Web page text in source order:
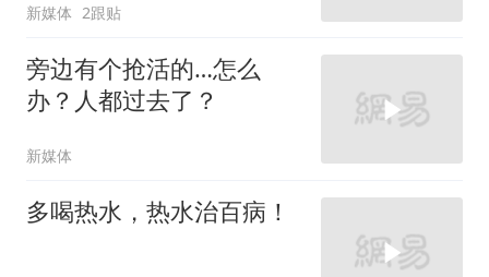
新媒体 2跟贴
旁边有个抢活的…怎么
办？人都过去了？
新媒体
多喝热水，热水治百病！